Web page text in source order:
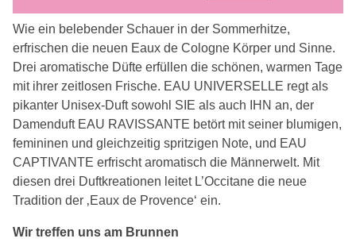
Wie ein belebender Schauer in der Sommerhitze,
erfrischen die neuen Eaux de Cologne Körper und Sinne.
Drei aromatische Düfte erfüllen die schönen, warmen Tage
mit ihrer zeitlosen Frische. EAU UNIVERSELLE regt als
pikanter Unisex-Duft sowohl SIE als auch IHN an, der
Damenduft EAU RAVISSANTE betört mit seiner blumigen,
femininen und gleichzeitig spritzigen Note, und EAU
CAPTIVANTE erfrischt aromatisch die Männerwelt. Mit
diesen drei Duftkreationen leitet L’Occitane die neue
Tradition der ‚Eaux de Provence‘ ein.
Wir treffen uns am Brunnen